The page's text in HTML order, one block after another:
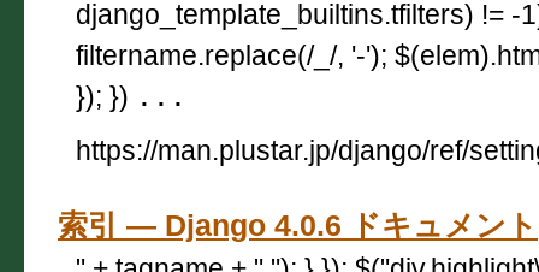
django_template_builtins.tfilters) != -
filtername.replace(/_/, '-');
}); }) ...
https://man.plustar.jp/django/ref/
索引 — Django 4.0.6 ドキュメント